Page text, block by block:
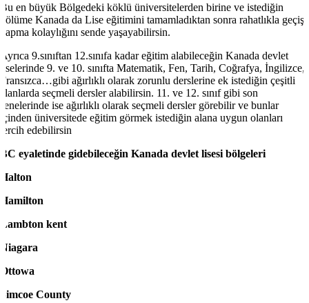
Bu en büyük Bölgedeki köklü üniversitelerden birine ve istediğin
bölüme Kanada da Lise eğitimini tamamladıktan sonra rahatlıkla geçiş
yapma kolaylığını sende yaşayabilirsin.
Ayrıca 9.sınıftan 12.sınıfa kadar eğitim alabileceğin Kanada devlet
liselerinde 9. ve 10. sınıfta Matematik, Fen, Tarih, Coğrafya, İngilizce,
Fransızca…gibi ağırlıklı olarak zorunlu derslerine ek istediğin çeşitli
alanlarda seçmeli dersler alabilirsin. 11. ve 12. sınıf gibi son
senelerinde ise ağırlıklı olarak seçmeli dersler görebilir ve bunlar
içinden üniversitede eğitim görmek istediğin alana uygun olanları
tercih edebilirsin
BC eyaletinde gidebileceğin Kanada devlet lisesi bölgeleri
Halton
Hamilton
Lambton kent
Niagara
Ottowa
Simcoe County